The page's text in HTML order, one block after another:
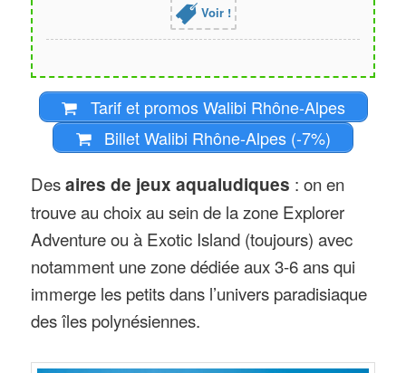
Voir !
Tarif et promos Walibi Rhône-Alpes
Billet Walibi Rhône-Alpes (-7%)
Desaires de jeux aqualudiques : on en
trouve au choix au sein de la zone Explorer
Adventure ou à Exotic Island (toujours) avec
notamment une zone dédiée aux 3-6 ans qui
immerge les petits dans l’univers paradisiaque
des îles polynésiennes.